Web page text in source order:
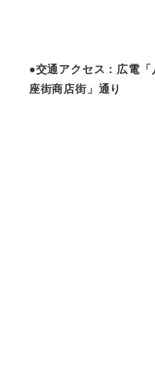
●交通アクセス：広電
座街商店街」通り